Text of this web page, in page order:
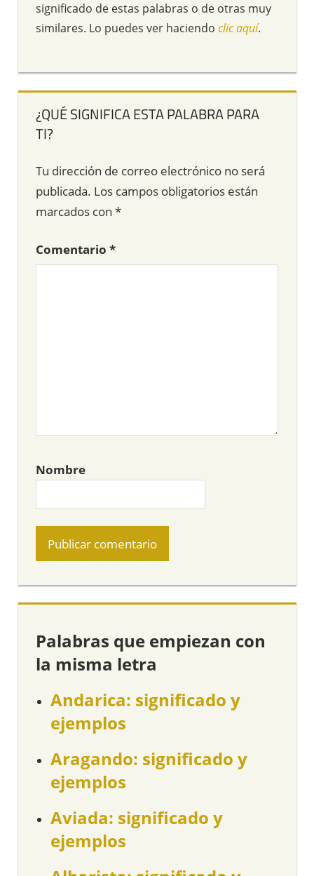
significado de estas palabras o de otras muy
similares. Lo puedes ver haciendo clic aquí.
¿QUÉ SIGNIFICA ESTA PALABRA PARA
TI?
Tu dirección de correo electrónico no será
publicada. Los campos obligatorios están
marcados con *
Comentario *
Nombre
Palabras que empiezan con
la misma letra
Andarica: significado y
ejemplos
Aragando: significado y
ejemplos
Aviada: significado y
ejemplos